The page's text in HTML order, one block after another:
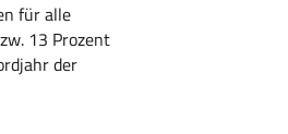
für alle
13 Prozent
der